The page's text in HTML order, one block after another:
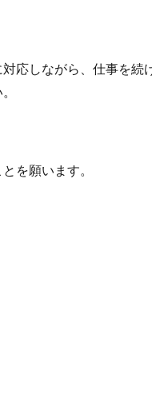
応しながら、仕事を続
を願います。